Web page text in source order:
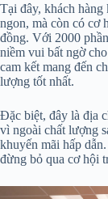
Tại đây, khách
ngon, mà còn có cơ
đồng. Với 2000
niềm vui bất ngờ
cam kết mang đến
lượng tốt nhất.
Đặc biệt, đây là địa
vì ngoài chất lượng
khuyến mãi hấp
đừng bỏ qua cơ hội